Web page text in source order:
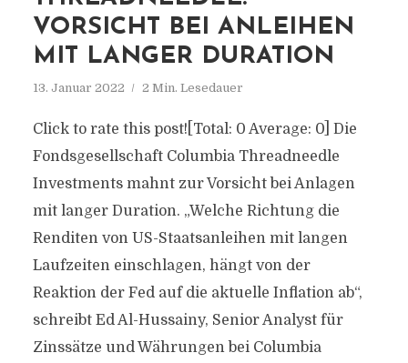
VORSICHT BEI ANLEIHEN
MIT LANGER DURATION
13. Januar 2022 2 Min. Lesedauer
Click to rate this post![Total: 0 Average: 0] Die
Fondsgesellschaft Columbia Threadneedle
Investments mahnt zur Vorsicht bei Anlagen
mit langer Duration. „Welche Richtung die
Renditen von US-Staatsanleihen mit langen
Laufzeiten einschlagen, hängt von der
Reaktion der Fed auf die aktuelle Inflation ab“,
schreibt Ed Al-Hussainy, Senior Analyst für
Zinssätze und Währungen bei Columbia